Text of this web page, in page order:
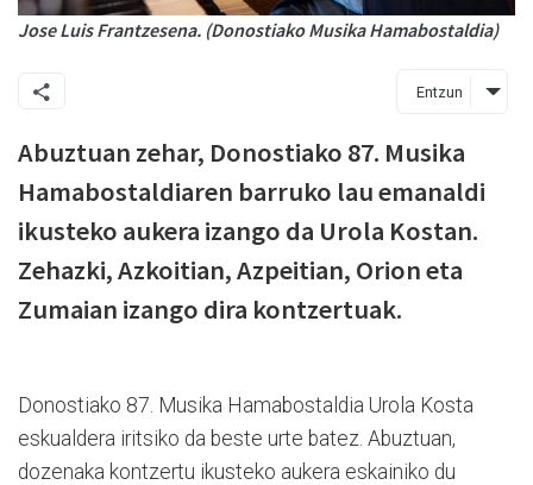
Jose Luis Frantzesena. (Donostiako Musika Hamabostaldia)
Entzun
Abuztuan zehar, Donostiako 87. Musika
Hamabostaldiaren barruko lau emanaldi
ikusteko aukera izango da Urola Kostan.
Zehazki, Azkoitian, Azpeitian, Orion eta
Zumaian izango dira kontzertuak.
Donostiako 87. Musika Hamabostaldia Urola Kosta
eskualdera iritsiko da beste urte batez. Abuztuan,
dozenaka kontzertu ikusteko aukera eskainiko du